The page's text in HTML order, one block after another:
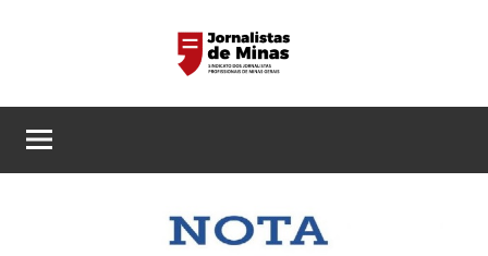
conteúdo
Sindicato
dos
Profissionais
Sindicato
dos